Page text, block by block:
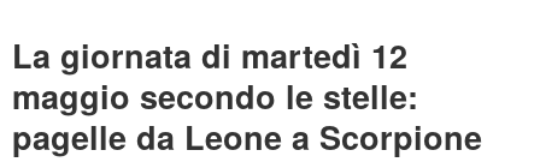
La giornata di martedì 12
maggio secondo le stelle:
pagelle da Leone a Scorpione